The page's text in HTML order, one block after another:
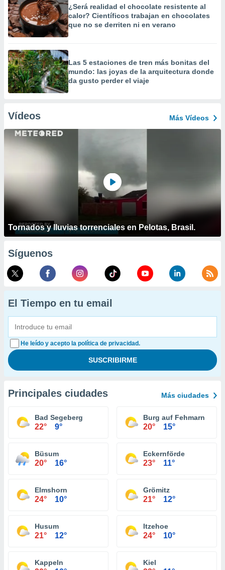
¿Será realidad el chocolate resistente al
calor? Científicos trabajan en chocolates
que no se derriten ni en verano
Las 5 estaciones de tren más bonitas del
mundo: las joyas de la arquitectura donde
da gusto perder el viaje
Vídeos Más Vídeos
Tornados y lluvias torrenciales en Pelotas, Brasil.
Síguenos
El Tiempo en tu email
He leído y acepto la política de privacidad.
Principales ciudades Más ciudades
Bad Segeberg
22° 9°
Burg auf Fehmarn
20° 15°
Büsum
20° 16°
Eckernförde
23° 11°
Elmshorn
24° 10°
Grömitz
21° 12°
Husum
21° 12°
Itzehoe
24° 10°
Kappeln Kiel